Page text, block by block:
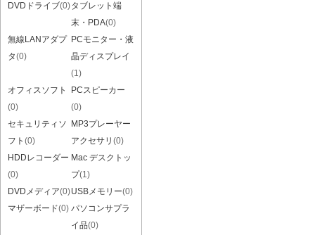
DVDドライブ(0)タブレット端
末・PDA(0)
無線LANアダプ
タ(0)
PCモニター・液
晶ディスプレイ
(1)
オフィスソフト
(0)
PCスピーカー
(0)
セキュリティソ
フト (0)
MP3プレーヤー
アクセサリ (0)
HDDレコーダー
(0)
Mac デスクトッ
プ(1)
DVDメディア(0)USBメモリー(0)
マザーボード(0) パソコンサプラ
イ品(0)